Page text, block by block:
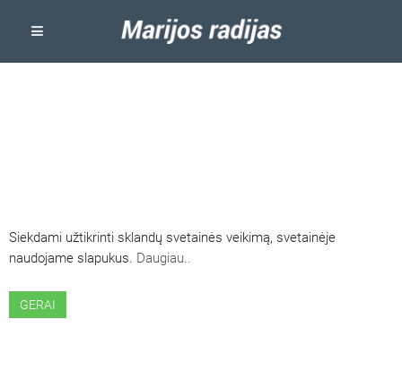
Siekdami užtikrinti sklandų svetainės veikimą, svetainėje
naudojame slapukus. Daugiau..
GERAI